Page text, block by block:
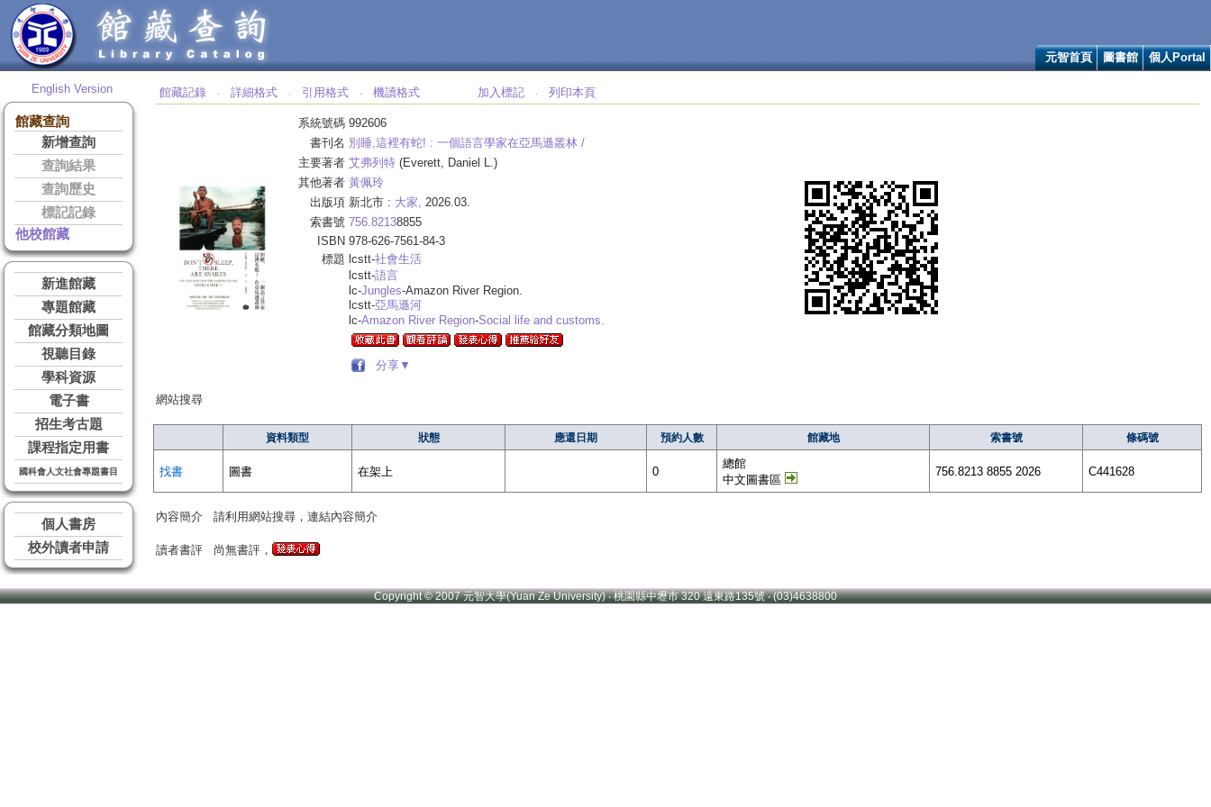
元智首頁 圖書館 個人Portal
English Version
館藏查詢
新增查詢
查詢結果
查詢歷史
標記記錄
他校館藏
新進館藏
專題館藏
館藏分類地圖
視聽目錄
學科資源
電子書
招生考古題
課程指定用書
國科會人文社會專題書目
個人書房
校外讀者申請
館藏記錄 ‧ 詳細格式 ‧ 引用格式 ‧ 機讀格式 加入標記 ‧ 列印本頁
系統號碼 992606
書刊名 別睡,這裡有蛇! : 一個語言學家在亞馬遜叢林 /
主要著者 艾弗列特 (Everett, Daniel L.)
其他著者 黃佩玲
出版項 新北市 : 大家, 2026.03.
索書號 756.82138855
ISBN 978-626-7561-84-3
標題 lcstt-社會生活
lcstt-語言
lc-Jungles-Amazon River Region.
lcstt-亞馬遜河
lc-Amazon River Region-Social life and customs.
分享▼
網站搜尋
資料類型 狀態 應還日期 預約人數 館藏地 索書號 條碼號
找書 圖書 在架上 0
總館
中文圖書區
756.8213 8855 2026 C441628
內容簡介 請利用網站搜尋，連結內容簡介
讀者書評 尚無書評，
Copyright © 2007 元智大學(Yuan Ze University) ‧ 桃園縣中壢市 320 遠東路135號 ‧ (03)4638800